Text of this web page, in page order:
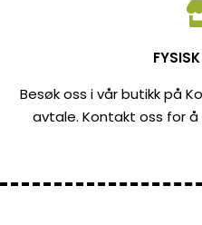
Besøk oss i vår butikk på
avtale. Kontakt oss for